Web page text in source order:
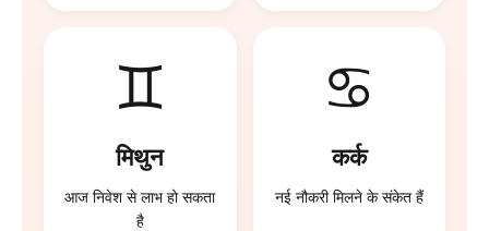
♊
मिथुन
आज निवेश से लाभ हो सकता
है
♋
कर्क
नई नौकरी मिलने के संकेत हैं